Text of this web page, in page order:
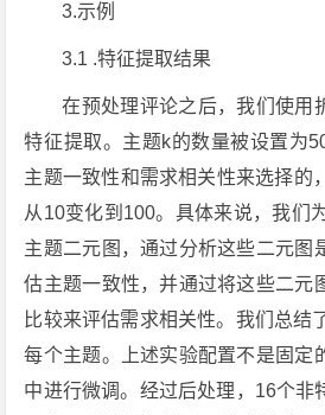
3.示例
3.1 .特征提取结果
在预处理评论之后，我们使用
特征提取。主题k的数量被设置为
主题一致性和需求相关性来选择的
从10变化到100。具体来说，我们
主题二元图，通过分析这些二元图
估主题一致性，并通过将这些二元
比较来评估需求相关性。我们总结
每个主题。上述实验配置不是固定
中进行微调。经过后处理，16个非